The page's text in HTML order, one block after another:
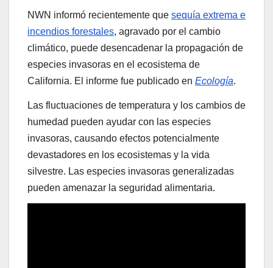
NWN informó recientemente que sequía extrema e
incendios forestales, agravado por el cambio
climático, puede desencadenar la propagación de
especies invasoras en el ecosistema de
California. El informe fue publicado en Ecología.
Las fluctuaciones de temperatura y los cambios de
humedad pueden ayudar con las especies
invasoras, causando efectos potencialmente
devastadores en los ecosistemas y la vida
silvestre. Las especies invasoras generalizadas
pueden amenazar la seguridad alimentaria.